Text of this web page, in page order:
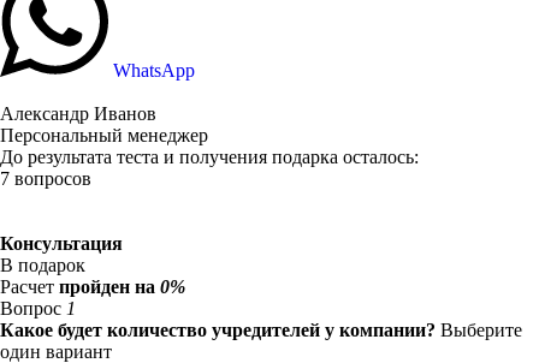
WhatsApp
Александр Иванов
Персональный менеджер
До результата теста и получения подарка осталось:
7 вопросов
Консультация
В подарок
Расчет пройден на 0%
Вопрос 1
Какое будет количество учредителей у компании? Выберите
один вариант